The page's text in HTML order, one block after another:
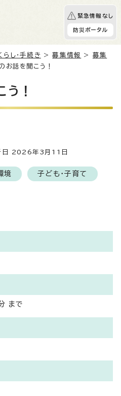
緊急情報なし
防災ポータル
らし・手続き >募集情報 > 募集
お話を聞こう！
う！
2026年3月11日
境 子ども・子育て
まで